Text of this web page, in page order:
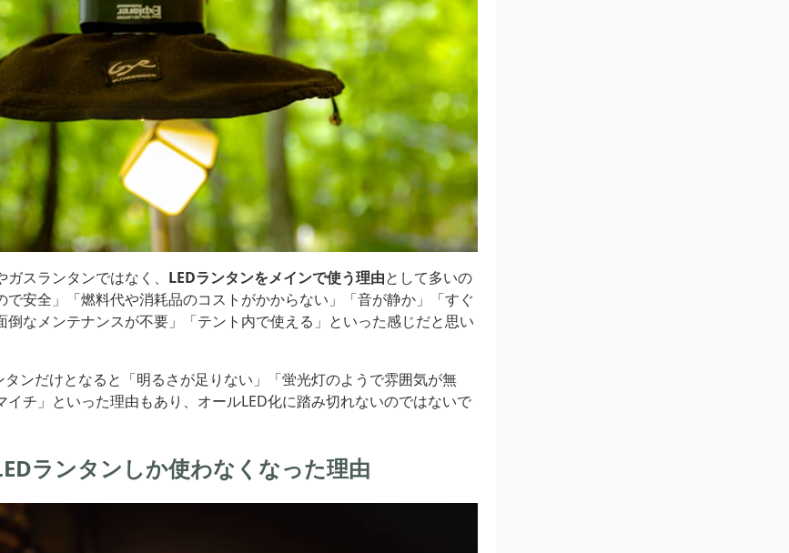
スランタンではなく、 LEDランタンをメインで使う理由として多いの
で安全」「燃料代や消耗品のコストがかからない」「音が静か」「すぐ
倒なメンテナンスが不要」「テント内で使える」といった感じだと思い
タンだけとなると「明るさが足りない」「蛍光灯のようで雰囲気が無
イチ」といった理由もあり、オールLED化に踏み切れないのではないで
ランタンしか使わなくなった理由